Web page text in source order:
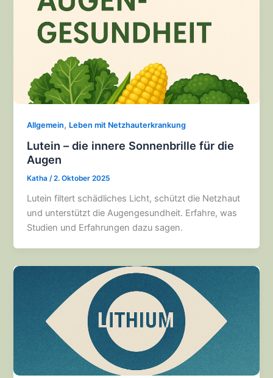
Allgemein, Leben mit Netzhauterkrankung
Lutein – die innere Sonnenbrille für die
Augen
Katha/2. Oktober 2025
Lutein filtert schädliches Licht, schützt die Netzhaut
und unterstützt die Augengesundheit. Erfahre, was
Studien und Erfahrungen dazu sagen.